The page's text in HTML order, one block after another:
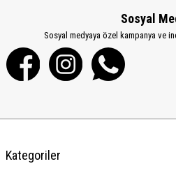
Sosyal
Sosyal medyaya özel kampanya ve
Kategoriler